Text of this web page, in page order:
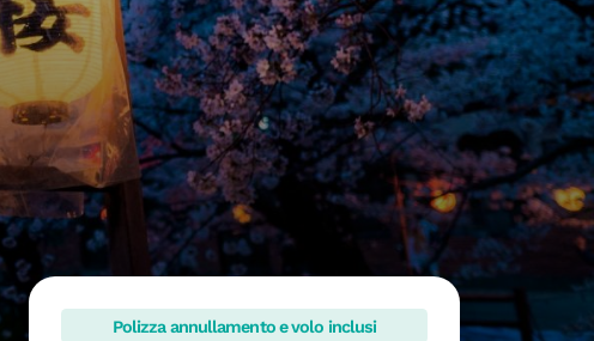
Polizza annullamento e volo inclusi